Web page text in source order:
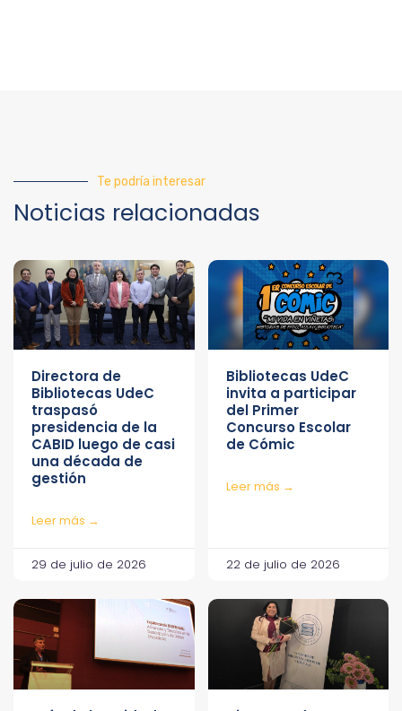
Te podría interesar
Noticias relacionadas
Directora de
Bibliotecas UdeC
traspasó
presidencia de la
CABID luego de casi
una década de
gestión
Leer más →
29 de julio de 2026
Bibliotecas UdeC
invita a participar
del Primer
Concurso Escolar
de Cómic
Leer más →
22 de julio de 2026